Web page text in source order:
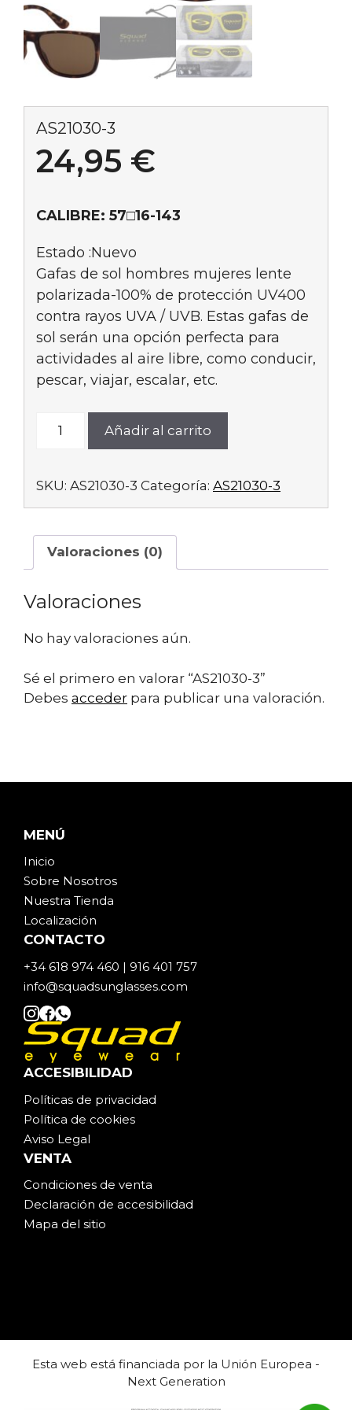
AS21030-3
24,95 €
CALIBRE: 57□16-143
Estado :Nuevo
Gafas de sol hombres mujeres lente
polarizada-100% de protección UV400
contra rayos UVA / UVB. Estas gafas de
sol serán una opción perfecta para
actividades al aire libre, como conducir,
pescar, viajar, escalar, etc.
Añadir al carrito
SKU: AS21030-3 Categoría: AS21030-3
Valoraciones (0)
Valoraciones
No hay valoraciones aún.
Sé el primero en valorar “AS21030-3”
Debes acceder para publicar una valoración.
MENÚ
Inicio
Sobre Nosotros
Nuestra Tienda
Localización
CONTACTO
+34 618 974 460 | 916 401 757
info@squadsunglasses.com
ACCESIBILIDAD
Políticas de privacidad
Política de cookies
Aviso Legal
VENTA
Condiciones de venta
Declaración de accesibilidad
Mapa del sitio
Esta web está financiada por la Unión Europea -
Next Generation